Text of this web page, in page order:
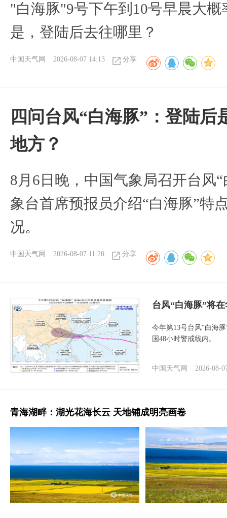
"白海豚"9号下午到10号早晨大
是，登陆后去往哪里？
中国天气网 2026-08-07 14:13 分享
四问台风“白海豚”：登陆
地方？
8月6日晚，中国气象局召开台风
象台首席预报员介绍“白海豚”特
况。
中国天气网 2026-08-07 11:20 分享
台风“白海豚”将
今年第13号台风“白海
国48小时警戒线内。
中国天气网 2026-08-
青海湖畔：湖光花海长云 天地铺成明亮画卷